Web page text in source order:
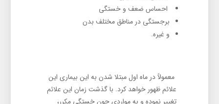
احساس ضعف و خستگی
برجستگی در مناطق مختلف بدن
و غیره.
معمولاً در ماه اول مبتلا شدن به این بیماری این
علائم ظهور خواهد کرد. با گذشت زمان این علائم
تغییر نموده و به مواردی چون خستگی مکرر،